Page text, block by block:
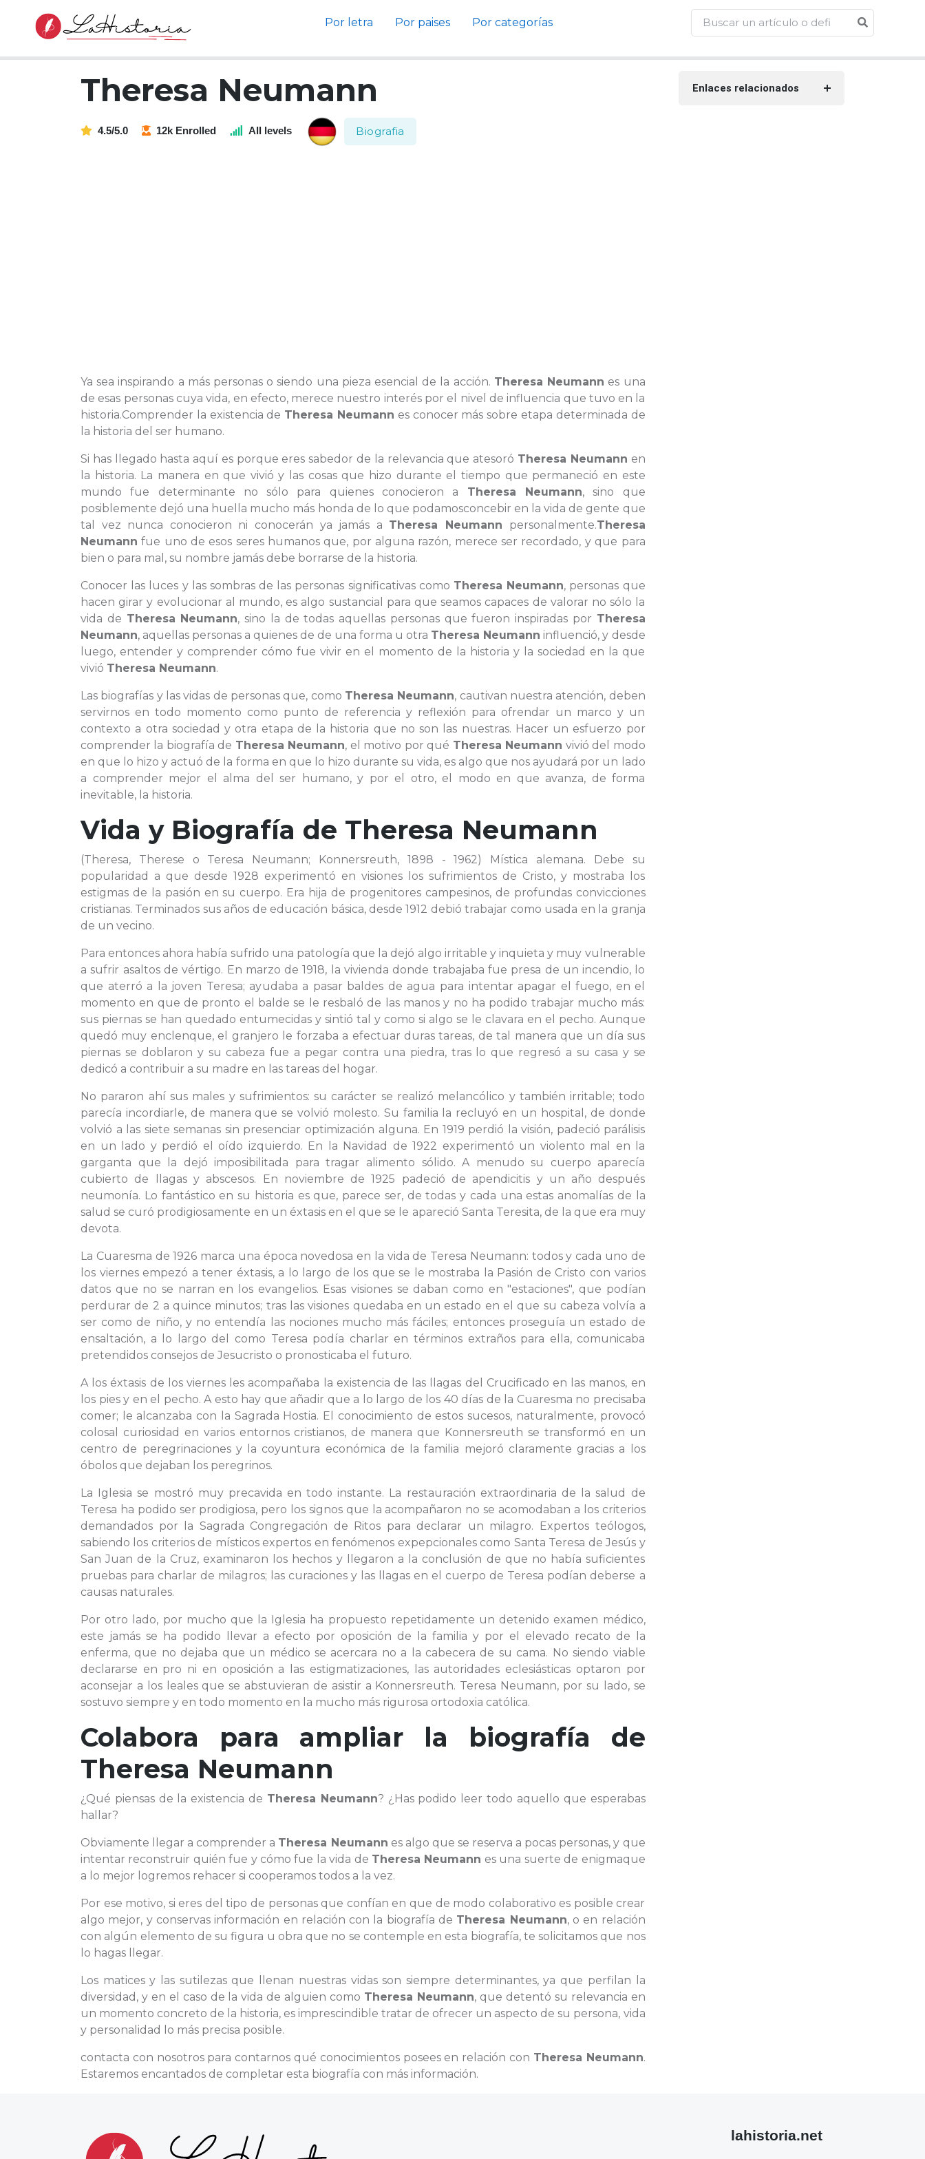
Por letra Por paises Por categorías
Theresa Neumann
4.5/5.0 12k Enrolled All levels Biografia
Ya sea inspirando a más personas o siendo una pieza esencial de la acción. Theresa Neumann es una
de esas personas cuya vida, en efecto, merece nuestro interés por el nivel de influencia que tuvo en la
historia.Comprender la existencia de Theresa Neumann es conocer más sobre etapa determinada de
la historia del ser humano.
Si has llegado hasta aquí es porque eres sabedor de la relevancia que atesoró Theresa Neumann en
la historia. La manera en que vivió y las cosas que hizo durante el tiempo que permaneció en este
mundo fue determinante no sólo para quienes conocieron a Theresa Neumann, sino que
posiblemente dejó una huella mucho más honda de lo que podamosconcebir en la vida de gente que
tal vez nunca conocieron ni conocerán ya jamás a Theresa Neumann personalmente.Theresa
Neumann fue uno de esos seres humanos que, por alguna razón, merece ser recordado, y que para
bien o para mal, su nombre jamás debe borrarse de la historia.
Conocer las luces y las sombras de las personas significativas como Theresa Neumann, personas que
hacen girar y evolucionar al mundo, es algo sustancial para que seamos capaces de valorar no sólo la
vida de Theresa Neumann, sino la de todas aquellas personas que fueron inspiradas por Theresa
Neumann, aquellas personas a quienes de de una forma u otra Theresa Neumann influenció, y desde
luego, entender y comprender cómo fue vivir en el momento de la historia y la sociedad en la que
vivió Theresa Neumann.
Las biografías y las vidas de personas que, como Theresa Neumann, cautivan nuestra atención, deben
servirnos en todo momento como punto de referencia y reflexión para ofrendar un marco y un
contexto a otra sociedad y otra etapa de la historia que no son las nuestras. Hacer un esfuerzo por
comprender la biografía de Theresa Neumann, el motivo por qué Theresa Neumann vivió del modo
en que lo hizo y actuó de la forma en que lo hizo durante su vida, es algo que nos ayudará por un lado
a comprender mejor el alma del ser humano, y por el otro, el modo en que avanza, de forma
inevitable, la historia.
Vida y Biografía de Theresa Neumann
(Theresa, Therese o Teresa Neumann; Konnersreuth, 1898 - 1962) Mística alemana. Debe su
popularidad a que desde 1928 experimentó en visiones los sufrimientos de Cristo, y mostraba los
estigmas de la pasión en su cuerpo. Era hija de progenitores campesinos, de profundas convicciones
cristianas. Terminados sus años de educación básica, desde 1912 debió trabajar como usada en la granja
de un vecino.
Para entonces ahora había sufrido una patología que la dejó algo irritable y inquieta y muy vulnerable
a sufrir asaltos de vértigo. En marzo de 1918, la vivienda donde trabajaba fue presa de un incendio, lo
que aterró a la joven Teresa; ayudaba a pasar baldes de agua para intentar apagar el fuego, en el
momento en que de pronto el balde se le resbaló de las manos y no ha podido trabajar mucho más:
sus piernas se han quedado entumecidas y sintió tal y como si algo se le clavara en el pecho. Aunque
quedó muy enclenque, el granjero le forzaba a efectuar duras tareas, de tal manera que un día sus
piernas se doblaron y su cabeza fue a pegar contra una piedra, tras lo que regresó a su casa y se
dedicó a contribuir a su madre en las tareas del hogar.
No pararon ahí sus males y sufrimientos: su carácter se realizó melancólico y también irritable; todo
parecía incordiarle, de manera que se volvió molesto. Su familia la recluyó en un hospital, de donde
volvió a las siete semanas sin presenciar optimización alguna. En 1919 perdió la visión, padeció parálisis
en un lado y perdió el oído izquierdo. En la Navidad de 1922 experimentó un violento mal en la
garganta que la dejó imposibilitada para tragar alimento sólido. A menudo su cuerpo aparecía
cubierto de llagas y abscesos. En noviembre de 1925 padeció de apendicitis y un año después
neumonía. Lo fantástico en su historia es que, parece ser, de todas y cada una estas anomalías de la
salud se curó prodigiosamente en un éxtasis en el que se le apareció Santa Teresita, de la que era muy
devota.
La Cuaresma de 1926 marca una época novedosa en la vida de Teresa Neumann: todos y cada uno de
los viernes empezó a tener éxtasis, a lo largo de los que se le mostraba la Pasión de Cristo con varios
datos que no se narran en los evangelios. Esas visiones se daban como en "estaciones", que podían
perdurar de 2 a quince minutos; tras las visiones quedaba en un estado en el que su cabeza volvía a
ser como de niño, y no entendía las nociones mucho más fáciles; entonces proseguía un estado de
ensaltación, a lo largo del como Teresa podía charlar en términos extraños para ella, comunicaba
pretendidos consejos de Jesucristo o pronosticaba el futuro.
A los éxtasis de los viernes les acompañaba la existencia de las llagas del Crucificado en las manos, en
los pies y en el pecho. A esto hay que añadir que a lo largo de los 40 días de la Cuaresma no precisaba
comer; le alcanzaba con la Sagrada Hostia. El conocimiento de estos sucesos, naturalmente, provocó
colosal curiosidad en varios entornos cristianos, de manera que Konnersreuth se transformó en un
centro de peregrinaciones y la coyuntura económica de la familia mejoró claramente gracias a los
óbolos que dejaban los peregrinos.
La Iglesia se mostró muy precavida en todo instante. La restauración extraordinaria de la salud de
Teresa ha podido ser prodigiosa, pero los signos que la acompañaron no se acomodaban a los criterios
demandados por la Sagrada Congregación de Ritos para declarar un milagro. Expertos teólogos,
sabiendo los criterios de místicos expertos en fenómenos expepcionales como Santa Teresa de Jesús y
San Juan de la Cruz, examinaron los hechos y llegaron a la conclusión de que no había suficientes
pruebas para charlar de milagros; las curaciones y las llagas en el cuerpo de Teresa podían deberse a
causas naturales.
Por otro lado, por mucho que la Iglesia ha propuesto repetidamente un detenido examen médico,
este jamás se ha podido llevar a efecto por oposición de la familia y por el elevado recato de la
enferma, que no dejaba que un médico se acercara no a la cabecera de su cama. No siendo viable
declararse en pro ni en oposición a las estigmatizaciones, las autoridades eclesiásticas optaron por
aconsejar a los leales que se abstuvieran de asistir a Konnersreuth. Teresa Neumann, por su lado, se
sostuvo siempre y en todo momento en la mucho más rigurosa ortodoxia católica.
Colabora para ampliar la biografía de
Theresa Neumann
¿Qué piensas de la existencia de Theresa Neumann? ¿Has podido leer todo aquello que esperabas
hallar?
Obviamente llegar a comprender a Theresa Neumann es algo que se reserva a pocas personas, y que
intentar reconstruir quién fue y cómo fue la vida de Theresa Neumann es una suerte de enigmaque
a lo mejor logremos rehacer si cooperamos todos a la vez.
Por ese motivo, si eres del tipo de personas que confían en que de modo colaborativo es posible crear
algo mejor, y conservas información en relación con la biografía de Theresa Neumann, o en relación
con algún elemento de su figura u obra que no se contemple en esta biografía, te solicitamos que nos
lo hagas llegar.
Los matices y las sutilezas que llenan nuestras vidas son siempre determinantes, ya que perfilan la
diversidad, y en el caso de la vida de alguien como Theresa Neumann, que detentó su relevancia en
un momento concreto de la historia, es imprescindible tratar de ofrecer un aspecto de su persona, vida
y personalidad lo más precisa posible.
contacta con nosotros para contarnos qué conocimientos posees en relación con Theresa Neumann.
Estaremos encantados de completar esta biografía con más información.
Enlaces relacionados
lahistoria.net